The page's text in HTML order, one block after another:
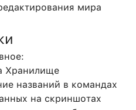
мира
Хранилище
названий в командах
на скриншотах